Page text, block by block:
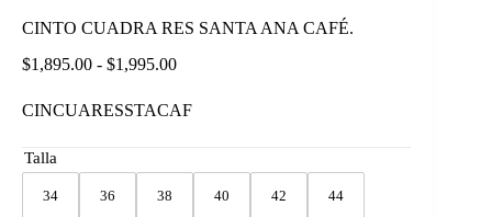
CINTO CUADRA RES SANTA ANA CAFÉ.
$1,895.00 - $1,995.00Rango
precios:
desde
CINCUARESSTACAF
Talla
34 36 38 40 42 44